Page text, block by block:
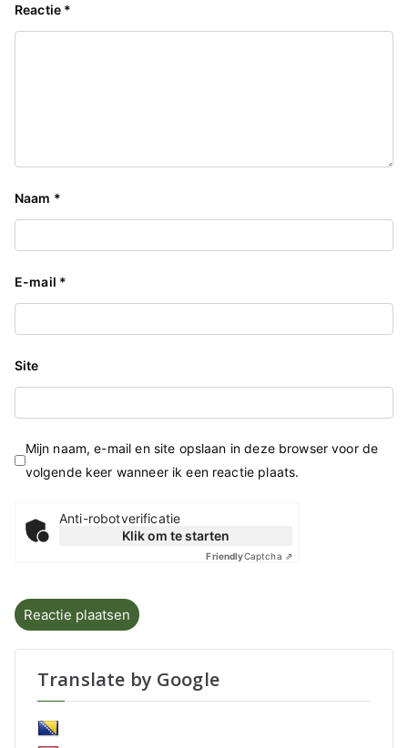
Reactie *
Naam *
E-mail *
Site
Mijn naam, e-mail en site opslaan in deze browser voor de
volgende keer wanneer ik een reactie plaats.
Anti-robotverificatie
Klik om te starten
FriendlyCaptcha ⇗
Translate by Google